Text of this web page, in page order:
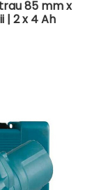
85 mm x
| 2 x 4 Ah